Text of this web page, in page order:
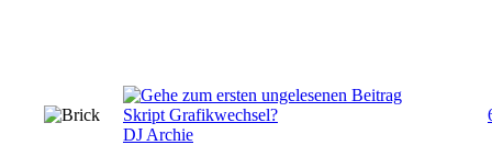
Skript Grafikwechsel?
DJ Archie